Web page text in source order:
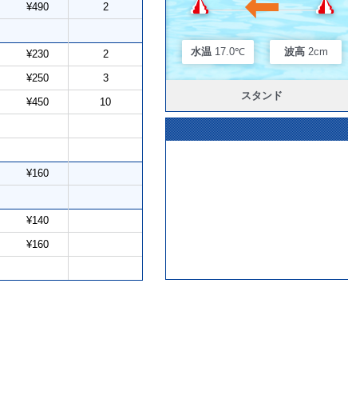
¥490 2
¥230 2
¥250 3
¥450 10
¥160
¥140
¥160
水温 17.0℃ 波高 2cm
スタンド